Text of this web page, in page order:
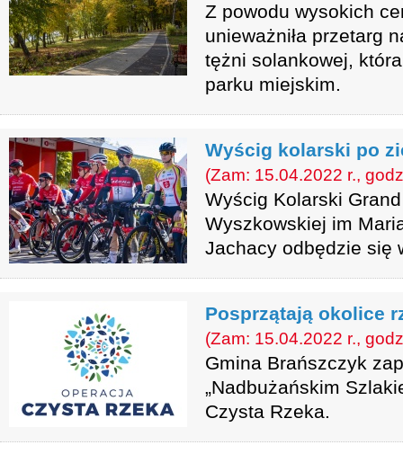
Z powodu wysokich
unieważniła przetarg
tężni solankowej,
parku miejskim.
Wyścig kolarski po
(Zam: 15.04.2022 r.,
Wyścig Kolarski
Wyszkowskiej im
Jachacy odbędzie się
Posprzątają okolice
(Zam: 15.04.2022 r.,
Gmina Brańszczyk
„Nadbużańskim
Czysta Rzeka.